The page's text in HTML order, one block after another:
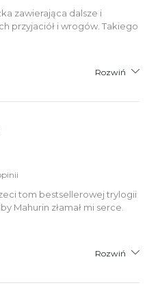
zawierająca dalsze i
przyjaciół i wrogów. Takiego
Rozwiń
tom bestsellerowej trylogii
Mahurin złamał mi serce.
Rozwiń